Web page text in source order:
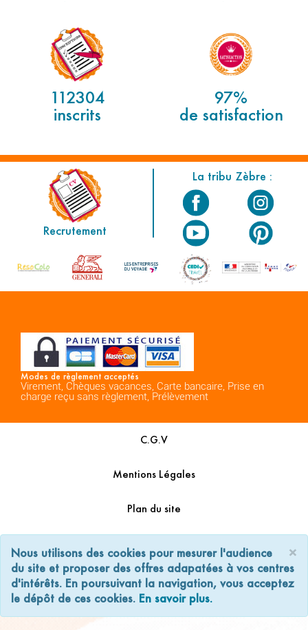
112304
inscrits
97%
de satisfaction
Recrutement
La tribu Zèbre :
Modes de règlement acceptés
Virement, Chèques vacances, Carte bancaire, Prise en
charge reçu sans règlement, Prélèvement
C.G.V
Mentions Légales
Plan du site
Nous contacter
RéalisationCubiq - SolutionVackélys
×
Nous utilisons des cookies pour mesurer l'audience
du site et proposer des offres adapatées à vos centres
d'intérêts. En poursuivant la navigation, vous acceptez
le dépôt de ces cookies. En savoir plus.